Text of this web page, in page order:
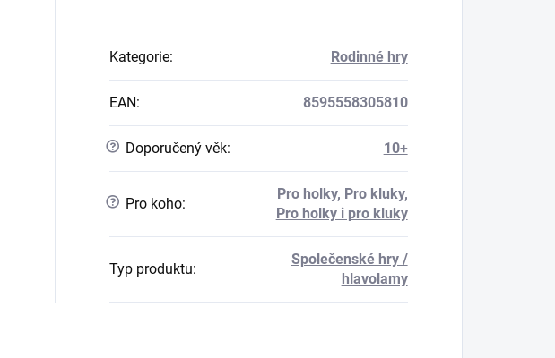
Kategorie: Rodinné hry
EAN: 8595558305810
? Doporučený věk: 10+
? Pro koho:
Pro holky, Pro kluky,
Pro holky i pro kluky
Typ produktu:
Společenské hry /
hlavolamy